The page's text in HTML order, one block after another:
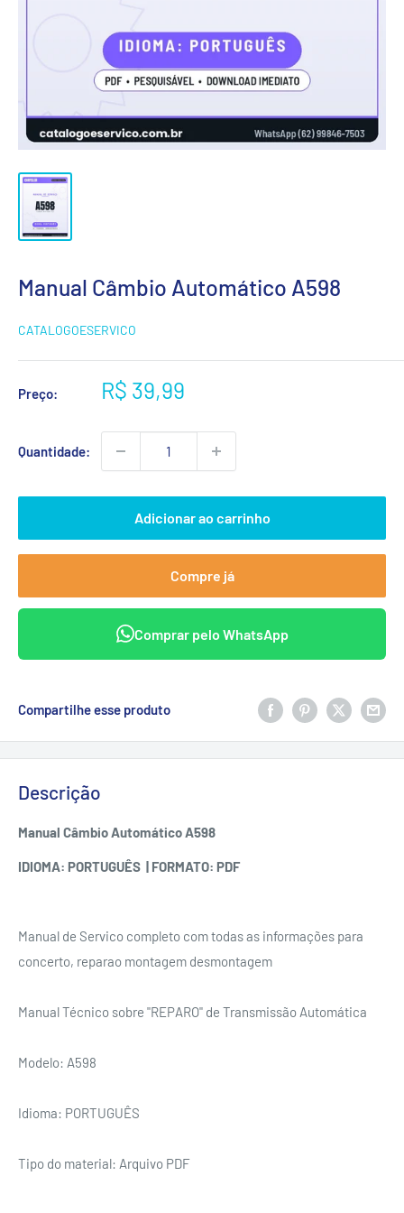
Manual Câmbio Automático A598
CATALOGOESERVICO
Preço:
Preço
R$ 39,99
Quantidade:
Adicionar ao carrinho
Compre já
Comprar pelo WhatsApp
Compartilhe esse produto
Descrição
Manual Câmbio Automático A598
IDIOMA: PORTUGUÊS | FORMATO: PDF
Manual de Servico completo com todas as informações para
concerto, reparao montagem desmontagem
Manual Técnico sobre "REPARO" de Transmissão Automática
Modelo: A598
Idioma: PORTUGUÊS
Tipo do material: Arquivo PDF